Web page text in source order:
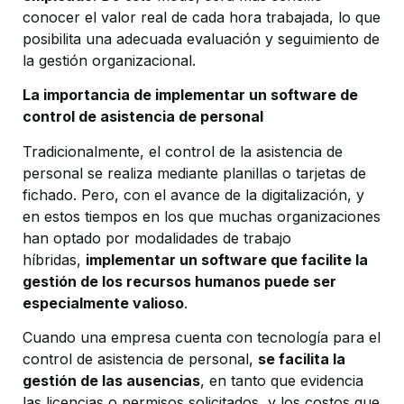
conocer el valor real de cada hora trabajada, lo que
posibilita una adecuada evaluación y seguimiento de
la gestión organizacional.
La importancia de implementar un software de
control de asistencia de personal
Tradicionalmente, el control de la asistencia de
personal se realiza mediante planillas o tarjetas de
fichado. Pero, con el avance de la digitalización, y
en estos tiempos en los que muchas organizaciones
han optado por modalidades de trabajo
híbridas, implementar un software que facilite la
gestión de los recursos humanos puede ser
especialmente valioso.
Cuando una empresa cuenta con tecnología para el
control de asistencia de personal, se facilita la
gestión de las ausencias, en tanto que evidencia